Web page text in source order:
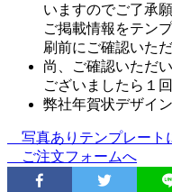
いますのでご了承願
ご掲載情報をテン
刷前にご確認いただ
尚、ご確認いただ
ございましたら１
弊社年賀状デザイ
写真ありテンプレート
ご注文フォームへ